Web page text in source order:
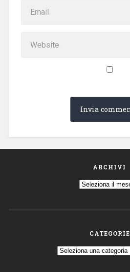
ARCHIVI
Archivi
CATEGORIE
Categorie